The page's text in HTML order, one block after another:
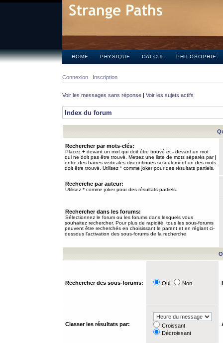
HOME PHYSIQUE CALCUL PHILOSOPHIE
Connexion Inscription
Voir les messages sans réponse | Voir les sujets actifs
Index du forum
Rechercher par mots-clés:
Placez + devant un mot qui doit être trouvé et - devant un mot
qui ne doit pas être trouvé. Mettez une liste de mots séparés par|
entre des barres verticales discontinues si seulement un des mots
doit être trouvé. Utilisez * comme joker pour des résultats partiels.
Recherche par auteur:
Utilisez * comme joker pour des résultats partiels.
Rechercher dans les forums:
Sélectionnez le forum ou les forums dans lesquels vous
souhaitez rechercher. Pour plus de rapidité, tous les sous-forums
peuvent être recherchés en choisissant le parent et en réglant ci-
dessous l’activation des sous-forums de la recherche.
Rechercher des sous-forums: Oui Non
Classer les résultats par:
Croissant
Décroissant